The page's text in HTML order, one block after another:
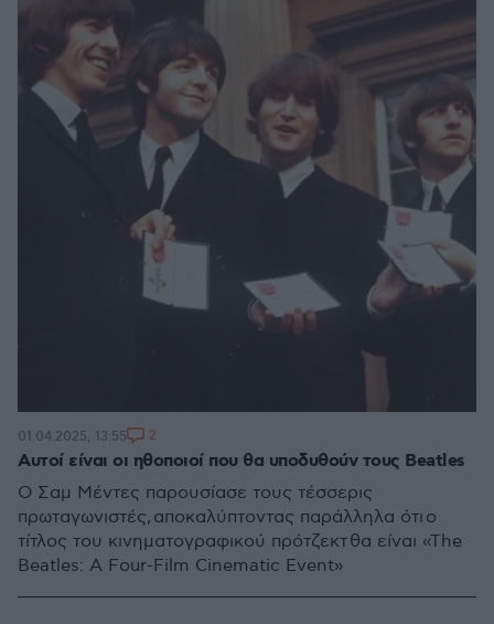
Aυτοί είναι οι ηθοποιοί που θα υποδυθούν τους Beatles
Ο Σαμ Μέντες παρουσίασε τους τέσσερις
πρωταγωνιστές, αποκαλύπτοντας παράλληλα ότι ο
τίτλος του κινηματογραφικού πρότζεκτ θα είναι «The
Beatles: A Four-Film Cinematic Event»
01.04.2025, 13:55 2